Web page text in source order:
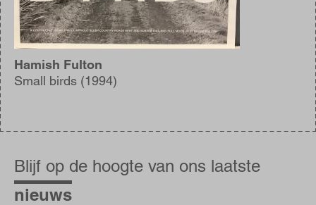
Hamish Fulton
Small birds (1994)
op
de
hoogte
Blijf op de hoogte van ons laatste
nieuws